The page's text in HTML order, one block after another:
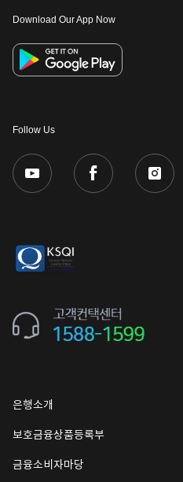
Download Our App Now
Follow Us
은행소개
보호금융상품등록부
금융소비자마당